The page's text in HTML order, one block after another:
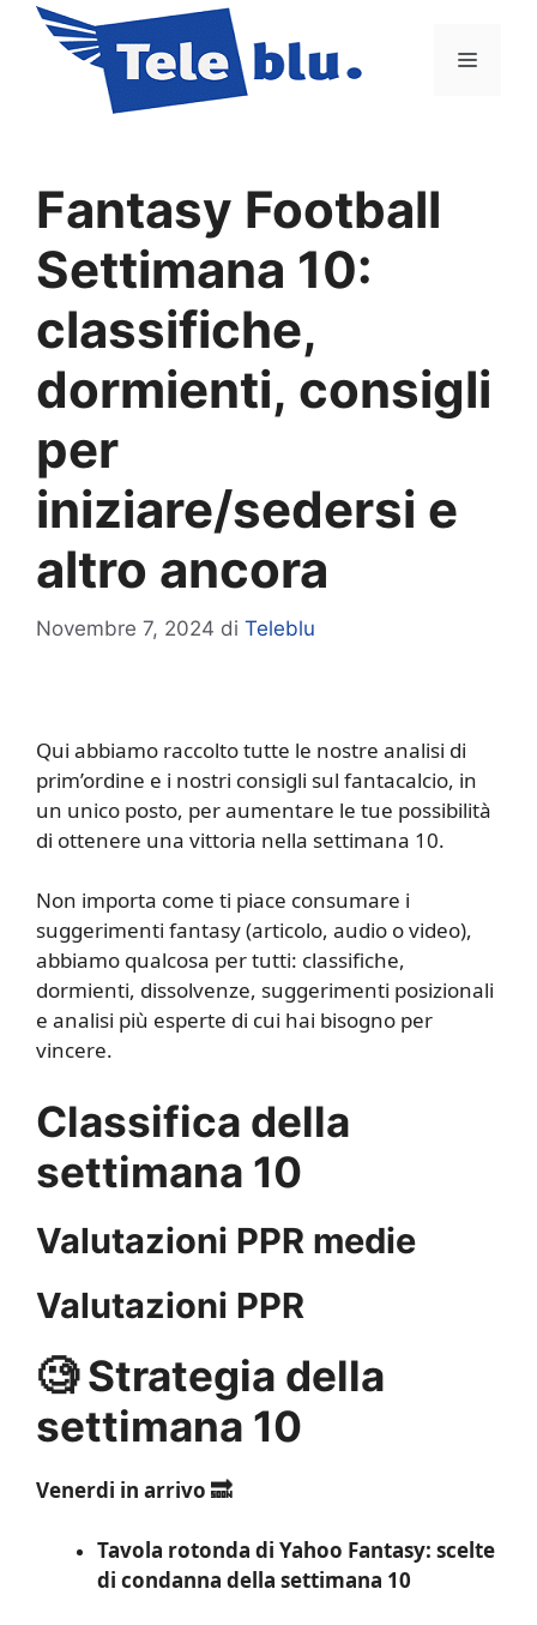
contenuto
Menu
Fantasy Football
Settimana 10:
classifiche,
dormienti, consigli
per
iniziare/sedersi e
altro ancora
Novembre 7, 2024 di Teleblu
Qui abbiamo raccolto tutte le nostre analisi di
prim’ordine e i nostri consigli sul fantacalcio, in
un unico posto, per aumentare le tue possibilità
di ottenere una vittoria nella settimana 10.
Non importa come ti piace consumare i
suggerimenti fantasy (articolo, audio o video),
abbiamo qualcosa per tutti: classifiche,
dormienti, dissolvenze, suggerimenti posizionali
e analisi più esperte di cui hai bisogno per
vincere.
Classifica della
settimana 10
Valutazioni PPR medie
Valutazioni PPR
🧐 Strategia della
settimana 10
Venerdi in arrivo 🔜
Tavola rotonda di Yahoo Fantasy: scelte
di condanna della settimana 10